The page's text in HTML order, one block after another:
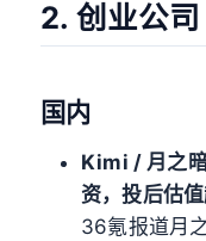
2. 创业公司
国内
Kimi / 月之
资，投后估
36氪报道月